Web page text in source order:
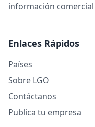
información
Enlaces Rápidos
Países
Sobre LGO
Contáctanos
Publica tu empresa